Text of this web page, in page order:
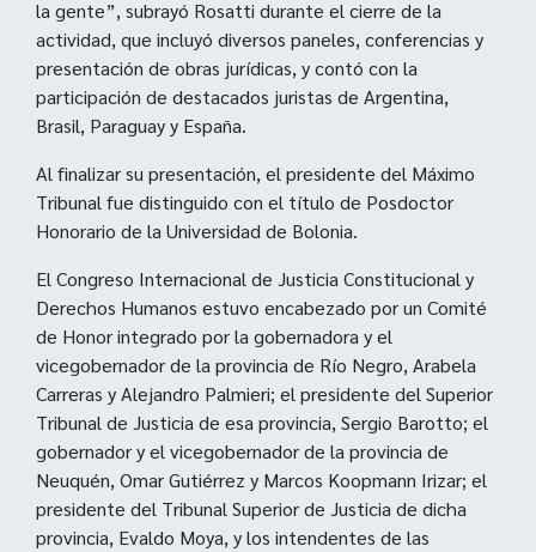
la gente”, subrayó Rosatti durante el cierre de la
actividad, que incluyó diversos paneles, conferencias y
presentación de obras jurídicas, y contó con la
participación de destacados juristas de Argentina,
Brasil, Paraguay y España.
Al finalizar su presentación, el presidente del Máximo
Tribunal fue distinguido con el título de Posdoctor
Honorario de la Universidad de Bolonia.
El Congreso Internacional de Justicia Constitucional y
Derechos Humanos estuvo encabezado por un Comité
de Honor integrado por la gobernadora y el
vicegobernador de la provincia de Río Negro, Arabela
Carreras y Alejandro Palmieri; el presidente del Superior
Tribunal de Justicia de esa provincia, Sergio Barotto; el
gobernador y el vicegobernador de la provincia de
Neuquén, Omar Gutiérrez y Marcos Koopmann Irizar; el
presidente del Tribunal Superior de Justicia de dicha
provincia, Evaldo Moya, y los intendentes de las